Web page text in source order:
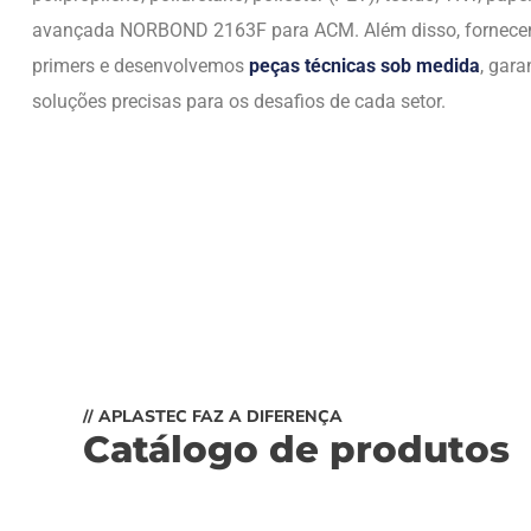
avançada NORBOND 2163F para ACM. Além disso,
primers e desenvolvemos peças técnicas sob medida,
soluções precisas para os desafios de cada setor.
// APLASTEC FAZ A DIFERENÇA
Catálogo de produtos